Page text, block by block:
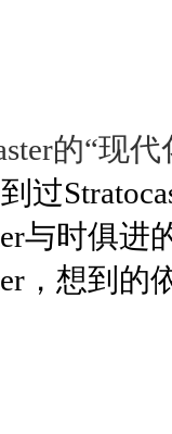
的“现
过
与时俱进
，想到